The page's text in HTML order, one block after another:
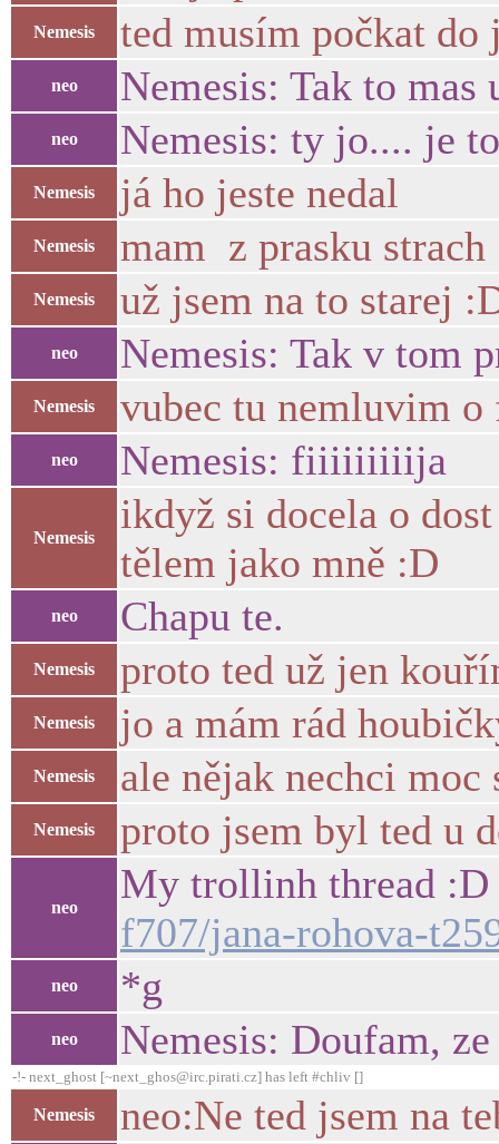
Nemesis ted musím počkat do
neo Nemesis: Tak to
neo Nemesis: ty jo.... je
Nemesis já ho jeste nedal
Nemesis mam z prasku strach
Nemesis už jsem na to starej
neo Nemesis: Tak v tom
Nemesis vubec tu nemluvim
neo Nemesis: fiiiiiiiiija
Nemesis
ikdyž si docela o
tělem jako mně :D
neo Chapu te.
Nemesis proto ted už jen
Nemesis jo a mám rád
Nemesis ale nějak nechci
Nemesis proto jsem byl ted u
neo
My trollinh thread :D
f707/jana-rohova-
neo *g
neo Nemesis: Doufam,
-!- next_ghost [~next_ghos@irc.pirati.cz] has left #chliv []
Nemesis neo:Ne ted jsem na